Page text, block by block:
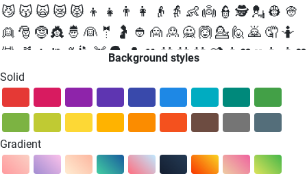
😼😽🙀😿😾 👦 👧 👨 👩 👴 👵 👶 👼 👮 🕵 💂 👷 👳
👱 🎅 🤶👸 🤴 👰 🤵 🤰 👲 🙍 🙎 🙅 🙆 💁 🙋 🙇 🤦 🤷
💆 💇 🚶 🏃 💃 🕺 👯 🗣👤👥👫👬 👭 💏 👨❤💋👨
👩❤
💋👩
👨👩👧👧
👨👨👦 👨👨👧 👨👨👧👦 👨👨👦👦
👨👨👧
👧👩👩👦👩👩👧👩👩👧👦 👩👩👦👦 👩👩👧👧💪
🤳👈👉☝👆🖕👇✌ 🤞🖖 🤘🤙 🖐✋ 👌👍👎✊
🤛🤜 🤚👋 👏✍👐🙌🙏🤝💅👂👃👣👀👁👅👄
Background styles
Solid
Gradient